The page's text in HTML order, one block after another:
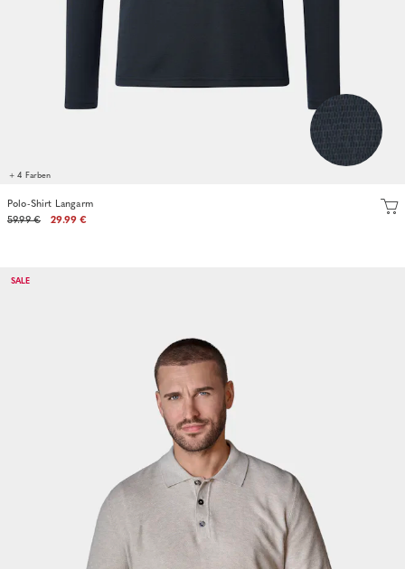
+ 4 Farben
Polo-Shirt Langarm
59.99 €
29.99 €
SALE